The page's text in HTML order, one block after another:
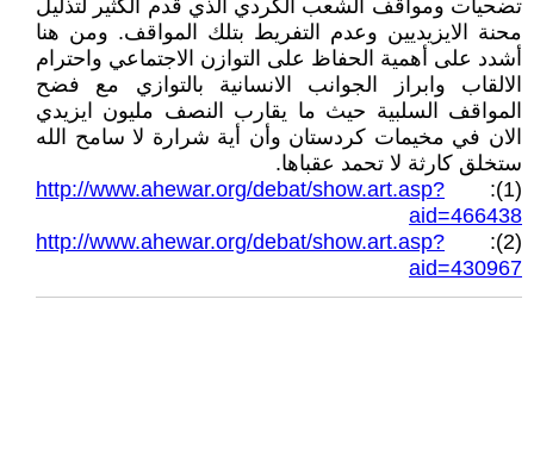
تضحيات ومواقف الشعب الكردي الذي قدم الكثير لتذليل
محنة الايزيديين وعدم التفريط بتلك المواقف. ومن هنا
أشدد على أهمية الحفاظ على التوازن الاجتماعي واحترام
الالقاب وابراز الجوانب الانسانية بالتوازي مع فضح
المواقف السلبية حيث ما يقارب النصف مليون ايزيدي
الان في مخيمات كردستان وأن أية شرارة لا سامح الله
ستخلق كارثة لا تحمد عقباها.
(1):
http://www.ahewar.org/debat/show.art.asp?
aid=466438
(2):
http://www.ahewar.org/debat/show.art.asp?
aid=430967